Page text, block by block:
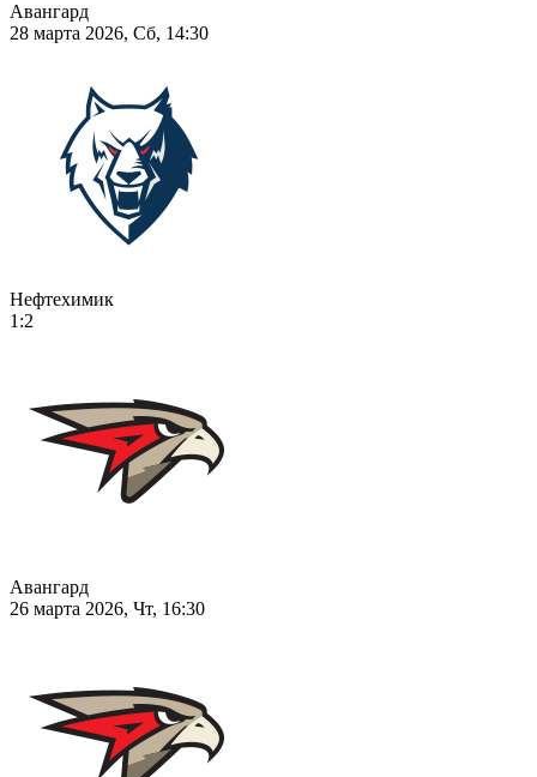
Авангард
28 марта 2026, Сб, 14:30
Нефтехимик
1:2
Авангард
26 марта 2026, Чт, 16:30